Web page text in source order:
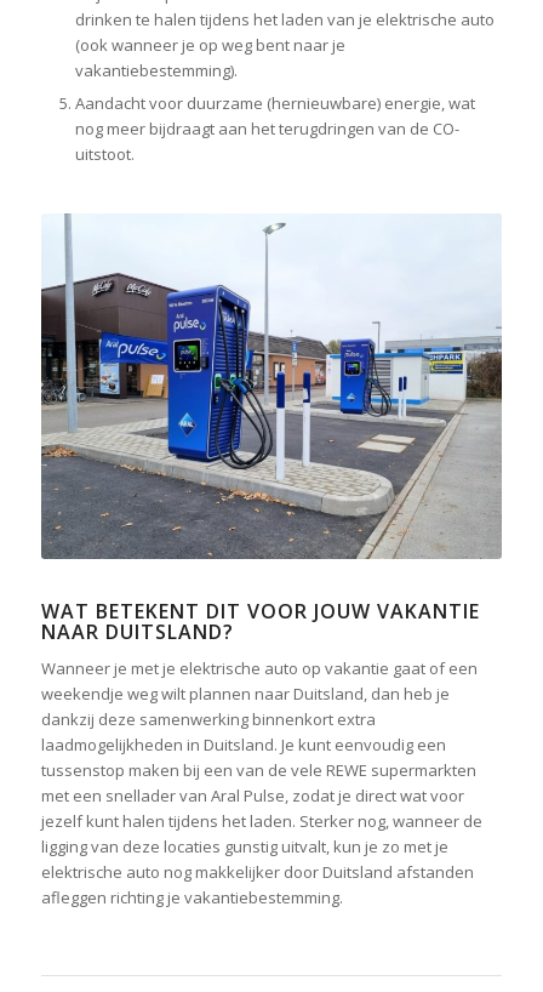
drinken te halen tijdens het laden van je elektrische auto
(ook wanneer je op weg bent naar je
vakantiebestemming).
Aandacht voor duurzame (hernieuwbare) energie, wat
nog meer bijdraagt aan het terugdringen van de CO-
uitstoot.
WAT BETEKENT DIT VOOR JOUW VAKANTIE
NAAR DUITSLAND?
Wanneer je met je elektrische auto op vakantie gaat of een
weekendje weg wilt plannen naar Duitsland, dan heb je
dankzij deze samenwerking binnenkort extra
laadmogelijkheden in Duitsland. Je kunt eenvoudig een
tussenstop maken bij een van de vele REWE supermarkten
met een snellader van Aral Pulse, zodat je direct wat voor
jezelf kunt halen tijdens het laden. Sterker nog, wanneer de
ligging van deze locaties gunstig uitvalt, kun je zo met je
elektrische auto nog makkelijker door Duitsland afstanden
afleggen richting je vakantiebestemming.